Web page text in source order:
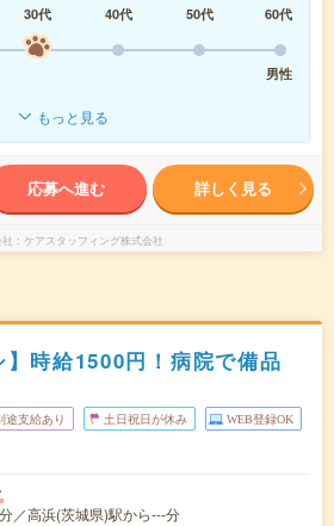
30代 40代 50代
60代
男性
もっと見る
応募へ進む 詳しく見る
ケアスタッフィング株式会社
】時給1500円！病院で備品
途支給あり 土日祝日が休み WEB登録OK
／高浜(茨城県)駅から---分